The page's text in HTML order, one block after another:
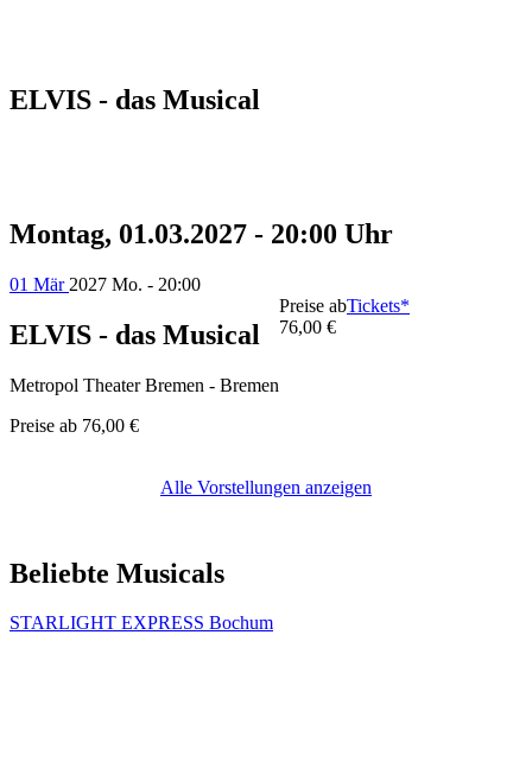
ELVIS - das Musical
Montag, 01.03.2027 - 20:00 Uhr
01 Mär 2027 Mo. - 20:00
ELVIS - das Musical
Metropol Theater Bremen - Bremen
Preise ab 76,00 €
Preise ab
76,00 €
Tickets*
Alle Vorstellungen anzeigen
Beliebte Musicals
STARLIGHT EXPRESS Bochum